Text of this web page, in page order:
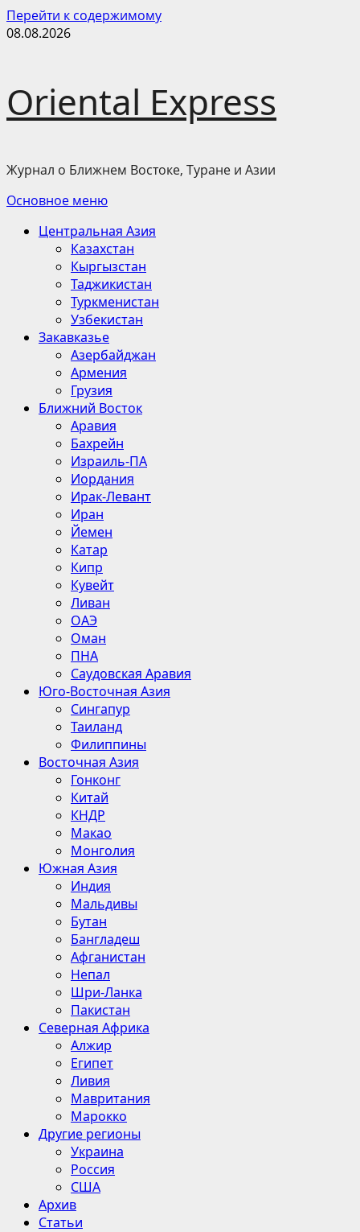
Перейти к содержимому
08.08.2026
Oriental Express
Журнал о Ближнем Востоке, Туране и Азии
Основное меню
Центральная Азия
Казахстан
Кыргызстан
Таджикистан
Туркменистан
Узбекистан
Закавказье
Азербайджан
Армения
Грузия
Ближний Восток
Аравия
Бахрейн
Израиль-ПА
Иордания
Ирак-Левант
Иран
Йемен
Катар
Кипр
Кувейт
Ливан
ОАЭ
Оман
ПНА
Саудовская Аравия
Юго-Восточная Азия
Сингапур
Таиланд
Филиппины
Восточная Азия
Гонконг
Китай
КНДР
Макао
Монголия
Южная Азия
Индия
Мальдивы
Бутан
Бангладеш
Афганистан
Непал
Шри-Ланка
Пакистан
Северная Африка
Алжир
Египет
Ливия
Мавритания
Марокко
Другие регионы
Украина
Россия
США
Архив
Статьи